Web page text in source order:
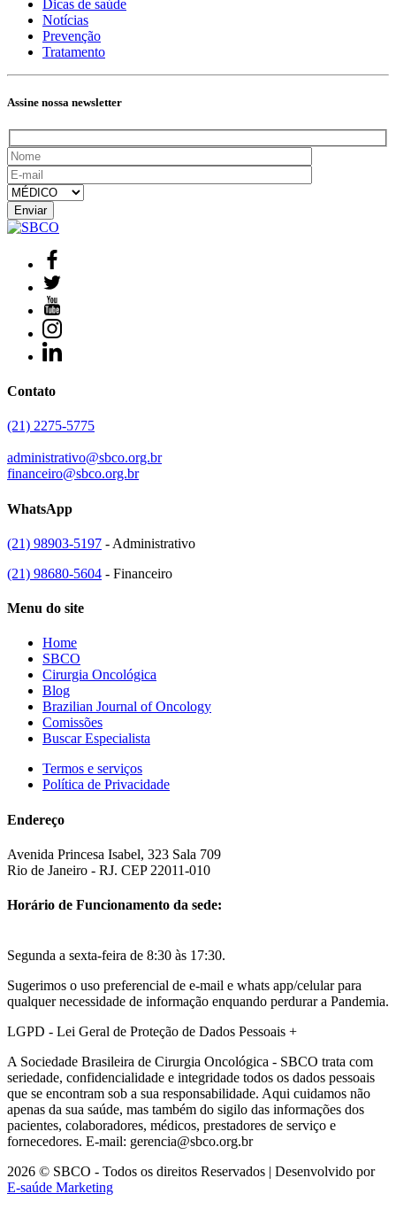
Dicas de saúde
Notícias
Prevenção
Tratamento
Assine nossa newsletter
Contato
(21) 2275-5775
administrativo@sbco.org.br
financeiro@sbco.org.br
WhatsApp
(21) 98903-5197 - Administrativo
(21) 98680-5604 - Financeiro
Menu do site
Home
SBCO
Cirurgia Oncológica
Blog
Brazilian Journal of Oncology
Comissões
Buscar Especialista
Termos e serviços
Política de Privacidade
Endereço
Avenida Princesa Isabel, 323 Sala 709
Rio de Janeiro - RJ. CEP 22011-010
Horário de Funcionamento da sede:
Segunda a sexta-feira de 8:30 às 17:30.
Sugerimos o uso preferencial de e-mail e whats app/celular para
qualquer necessidade de informação enquando perdurar a Pandemia.
LGPD - Lei Geral de Proteção de Dados Pessoais +
A Sociedade Brasileira de Cirurgia Oncológica - SBCO trata com
seriedade, confidencialidade e integridade todos os dados pessoais
que se encontram sob a sua responsabilidade. Aqui cuidamos não
apenas da sua saúde, mas também do sigilo das informações dos
pacientes, colaboradores, médicos, prestadores de serviço e
fornecedores. E-mail: gerencia@sbco.org.br
2026 © SBCO - Todos os direitos Reservados | Desenvolvido por
E-saúde Marketing